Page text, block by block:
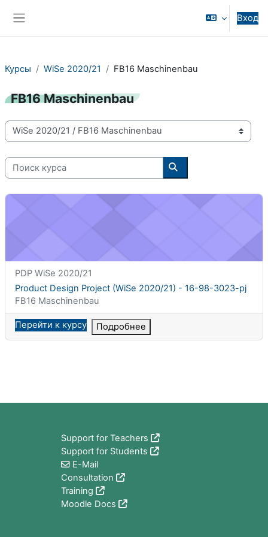
Вход
Курсы WiSe 2020/21 FB16 Maschinenbau
FB16 Maschinenbau
Категории курсов
Поиск курса
Поиск курса
Product Design Project (WiSe 2020/21) - 16-98-3023-pj
Краткое название курса
PDP WiSe 2020/21
Название курса
Product Design Project (WiSe 2020/21) - 16-98-3023-pj
Категория курса
FB16 Maschinenbau
Перейти к курсу Подробнее
Support for Teachers
Support for Students
E-Mail
Consultation
Training
Moodle Docs